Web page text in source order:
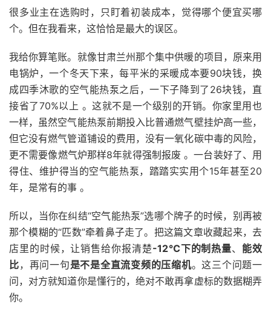
很多业主在选购时，只盯着初装成本，觉得哪个便宜买哪
个。但在我看来，这恰恰是最大的误区。
我给你算笔账。就像甘肃兰州那个集中供暖的项目，原来用
电锅炉，一个冬天下来，每平米的采暖成本要90块钱，换
成四季沐歌的空气能热泵之后，一下子降到了26块钱，直
接省了70%以上 。这就不是一个级别的开销。你家里用也
一样，虽然空气能热泵前期投入比普通燃气壁挂炉高一些，
但它没有燃气管道铺设的费用，没有一氧化碳中毒的风险，
更不需要像燃气炉那样8年就得强制报废 。一台装好了、用
得住、维护得当的空气能热泵，踏踏实实用个15年甚至20
年，是常有的事 。
所以，当你在纠结“空气能热泵”选哪个牌子的时候，别再被
那个模糊的“匹数”牵着鼻子走了。把这篇文章收藏起来，去
店里的时候，让销售给你报清楚-12℃下的制热量、 能效
比，再问一句是不是全直流变频的压缩机。这三个问题一
问，对方就知道你是懂行的，绝对不敢再拿虚标的数据糊弄
你。